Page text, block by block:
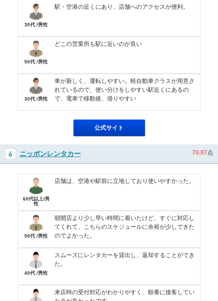
30代 /男性
駅・空港の近くにあり、店舗へのアクセスが便利。
50代 /男性
どこの営業所も駅に近いのが良い
30代 /男性
車が新しく、運転しやすい。軽自動車クラスが用意さ
れているので、使い分けをしやすい駅近くにあるの
で、電車で移動後、借りやすい
公式サイト
ニッポンレンタカー 70.97点
60代以上/男
性
店舗は、空港や駅前に立地しており使いやすかった。
50代 /男性
朝開店より少し早い時間に着いたけど、すぐに対応し
てくれて、こちらのスケジュールに余裕が少しできた
のでよかった。
40代 /男性
スムーズにレンタカーを貸出し、返却することができ
た。
来店時の受付対応がわかりやすく、順番に接客してい